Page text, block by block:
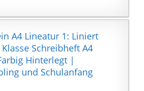
mit Tinte beschreibbar
Abgerundete Ecken
verhindern unschöne
Knicke
15er Pack bestehend
aus 15 Schulheften,
A4 Lineatur 1: Liniert
Schreibheft A4
Hinterlegt |
und Schulanfang